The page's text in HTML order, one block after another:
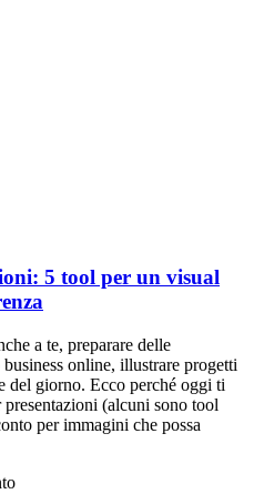
5 tool per un visual
a te, preparare delle
online, illustrare progetti
del giorno. Ecco perché oggi ti
(alcuni sono tool
per immagini che possa